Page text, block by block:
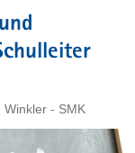
Winkler - SMK